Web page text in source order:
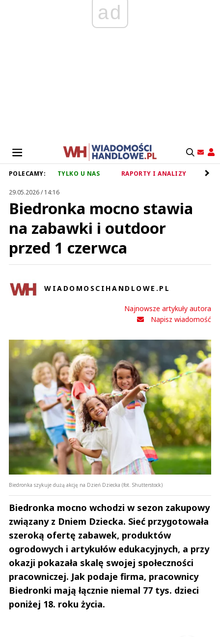
ad
POLECAMY: TYLKO U NAS RAPORTY I ANALIZY
29.05.2026 / 14:16
Biedronka mocno stawia
na zabawki i outdoor
przed 1 czerwca
WIADOMOSCIHANDLOWE.PL
Najnowsze artykuły autora
Napisz wiadomość
Biedronka szykuje dużą akcję na Dzień Dziecka (fot. Shutterstock)
Biedronka mocno wchodzi w sezon zakupowy
związany z Dniem Dziecka. Sieć przygotowała
szeroką ofertę zabawek, produktów
ogrodowych i artykułów edukacyjnych, a przy
okazji pokazała skalę swojej społeczności
pracowniczej. Jak podaje firma, pracownicy
Biedronki mają łącznie niemal 77 tys. dzieci
poniżej 18. roku życia.